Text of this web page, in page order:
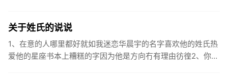
关于姓氏的说说
1、在意的人哪里都好就如我迷恋华晨宇的名字喜欢他的姓氏热
爱他的星座书本上糟糕的字因为他是方向冇有理由彷徨2、你的